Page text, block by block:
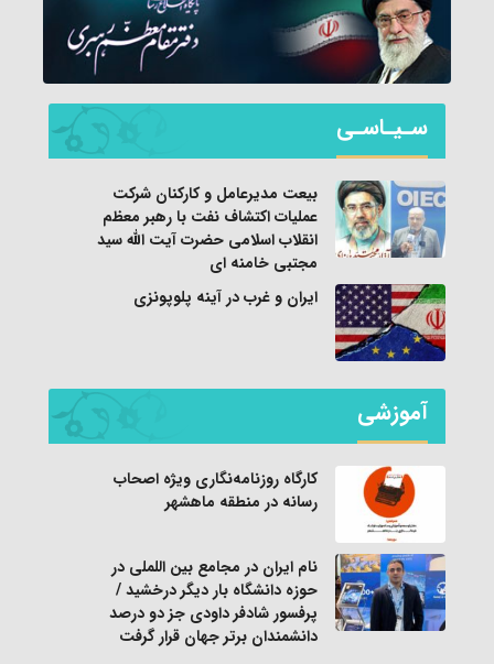
سـیـاسـی
بیعت مدیرعامل و کارکنان شرکت
عملیات اکتشاف نفت با رهبر معظم
انقلاب اسلامی حضرت آیت الله سید
مجتبی خامنه ای
ایران و غرب در آینه پلوپونزی
آموزشی
کارگاه روزنامه‌نگاری ویژه اصحاب
رسانه در منطقه ماهشهر
نام ایران در مجامع بین اللملی در
حوزه دانشگاه بار دیگر درخشید /
پرفسور شادفر داودی جز دو درصد
دانشمندان برتر جهان قرار گرفت